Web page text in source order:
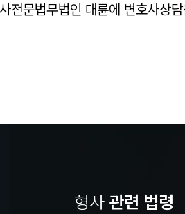
전문법무법인 대륜에 변호사상
형사 관련 법령